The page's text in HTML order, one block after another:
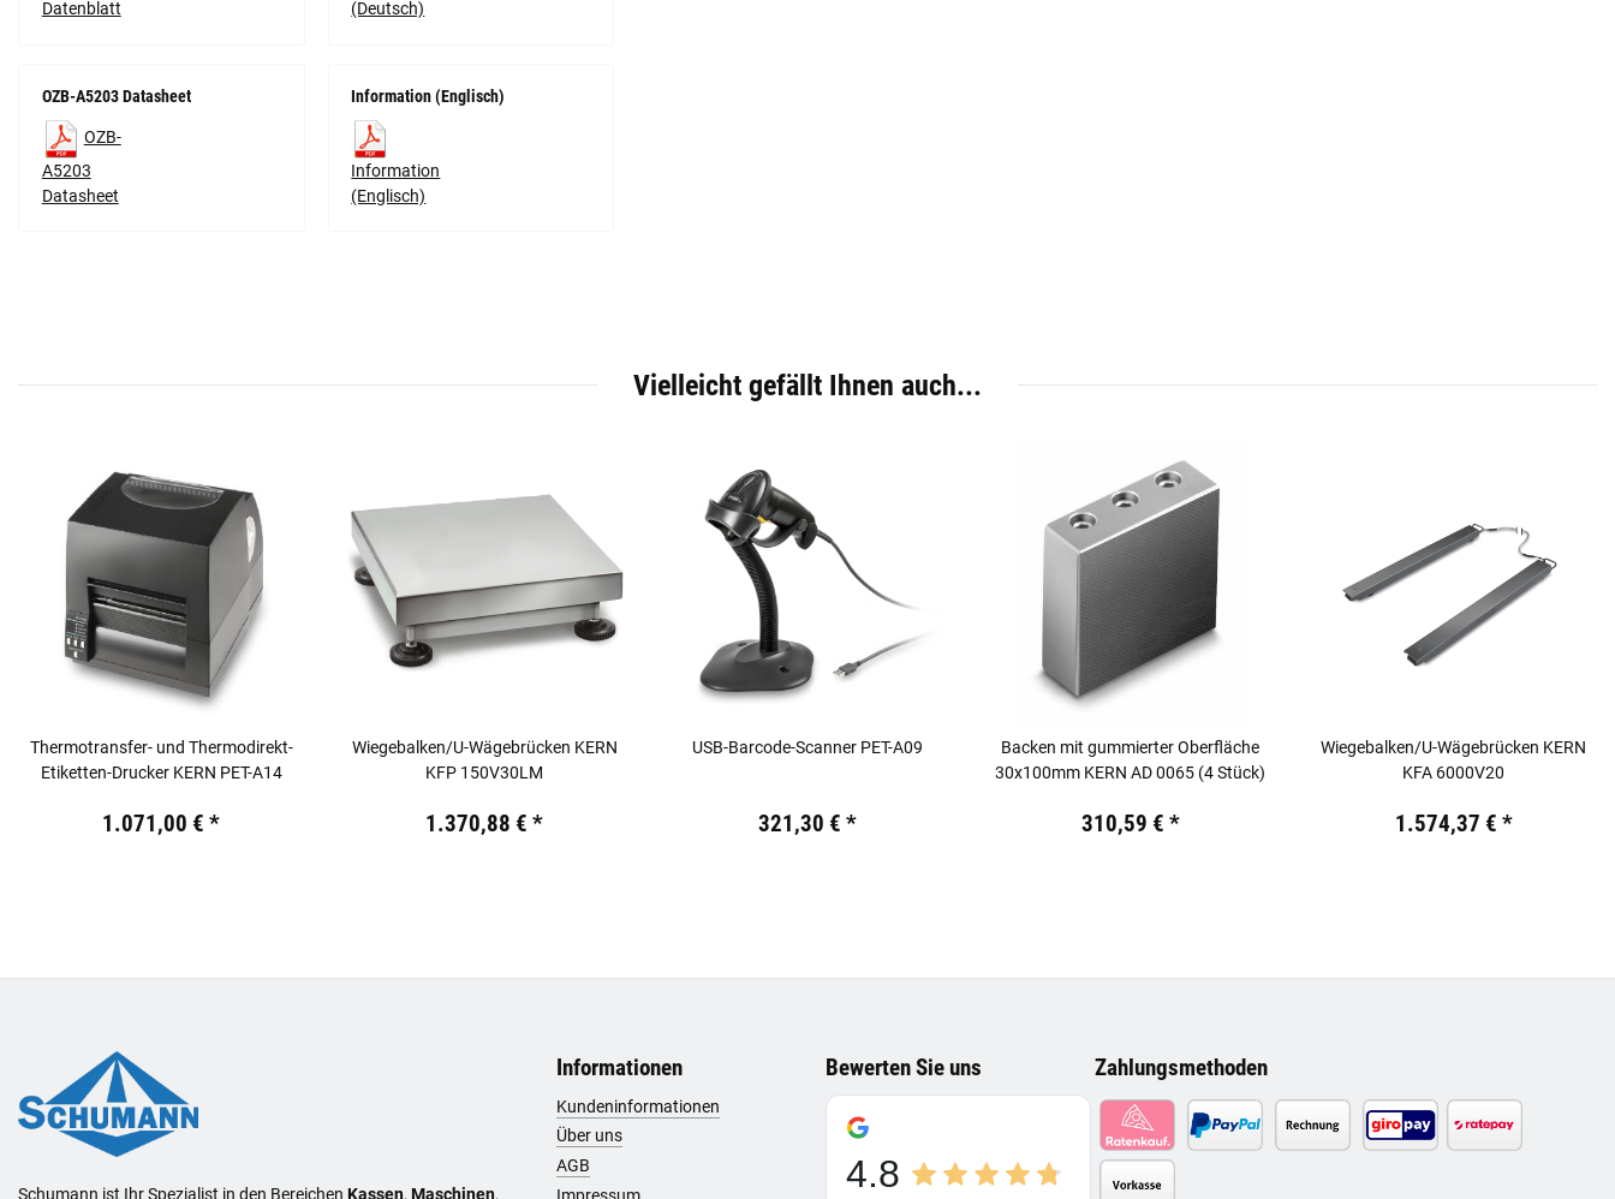
Datenblatt
OZB-A5203 Datasheet
OZB-
A5203
Datasheet
(Deutsch)
Information (Englisch)
Information
(Englisch)
Vielleicht gefällt Ihnen auch...
Thermotransfer- und Thermodirekt-
Etiketten-Drucker KERN PET-A14
19,44 € inkl. 19% USt.
1.071,00 €*
Wiegebalken/U-Wägebrücken KERN
KFP 150V30LM
19,44 € inkl. 19% USt.
1.370,88 €*
USB-Barcode-Scanner PET-A09
19,44 €inkl. 19% USt.
321,30 € *
Backen mit gummierter Oberfläche
30x100mm KERN AD 0065 (4 Stück)
19,44 €inkl. 19% USt.
310,59 € *
Wiegebalken/U-Wägebrücken KERN
KFA 6000V20
19,44 € inkl. 19% USt.
1.574,37 € *
Schumann ist Ihr Spezialist in den Bereichen Kassen, Maschinen,
Informationen
Kundeninformationen
Über uns
AGB
Bewerten Sie uns
4.8
Zahlungsmethoden